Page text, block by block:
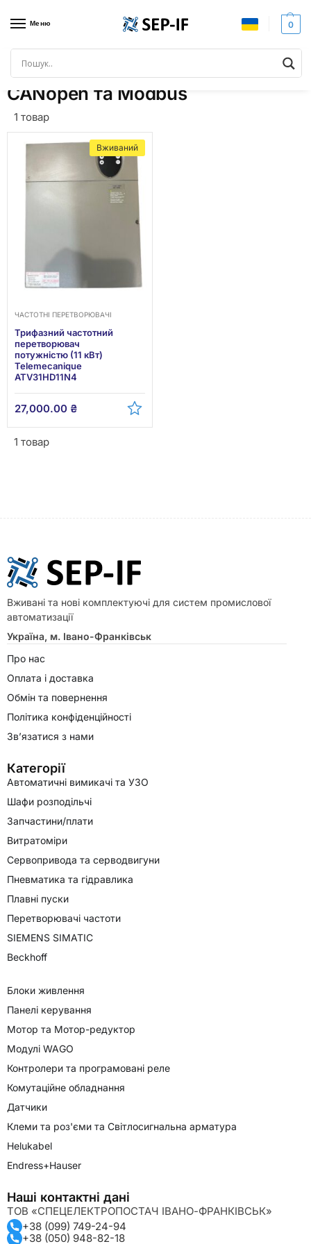
Меню 0
Головна
CANopen та Modbus
1 товар
Вживаний
ЧАСТОТНІ ПЕРЕТВОРЮВАЧІ
Трифазний частотний
перетворювач
потужністю (11 кВт)
Telemecanique
ATV31HD11N4
27,000.00 ₴
1 товар
Вживані та нові комплектуючі для систем промислової
автоматизації
Україна, м. Івано-Франківськ
Про нас
Оплата і доставка
Обмін та повернення
Політика конфіденційності
Зв’язатися з нами
Категорії
Автоматичні вимикачі та УЗО
Шафи розподільчі
Запчастини/плати
Витратоміри
Сервопривода та серводвигуни
Пневматика та гідравлика
Плавні пуски
Перетворювачі частоти
SIEMENS SIMATIC
Beckhoff
Блоки живлення
Панелі керування
Мотор та Мотор-редуктор
Модулі WAGO
Контролери та програмовані реле
Комутаційне обладнання
Датчики
Клеми та роз'єми та Світлосигнальна арматура
Helukabel
Endress+Hauser
Наші контактні дані
ТОВ «СПЕЦЕЛЕКТРОПОСТАЧ ІВАНО-ФРАНКІВСЬК»
+38 (099) 749-24-94
+38 (050) 948-82-18